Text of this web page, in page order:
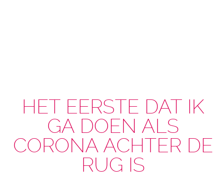
HET EERSTE DAT IK
GA DOEN ALS
CORONA ACHTER DE
RUG IS